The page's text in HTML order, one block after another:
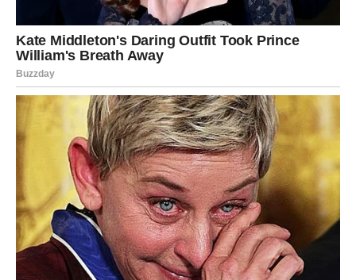
fotografije, shvate koliko je vremena prošlo. Dječak koji je
rasplakao Srbiju danas je zreo mladi čovjek, sa stavom i
tišinom nekoga ko je naučio da sluša sebe. Nema velikih riječi,
nema pompe – samo upornost i mirno povjerenje u vlastiti put.